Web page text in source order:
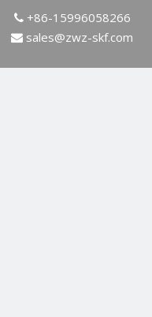
+86-15996058266
 sales@zwz-skf.com